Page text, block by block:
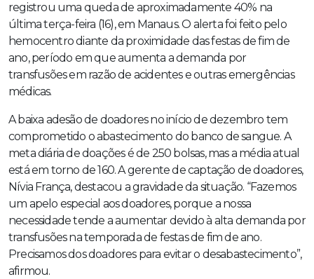
registrou uma queda de aproximadamente 40% na
última terça-feira (16), em Manaus. O alerta foi feito pelo
hemocentro diante da proximidade das festas de fim de
ano, período em que aumenta a demanda por
transfusões em razão de acidentes e outras emergências
médicas.
A baixa adesão de doadores no início de dezembro tem
comprometido o abastecimento do banco de sangue. A
meta diária de doações é de 250 bolsas, mas a média atual
está em torno de 160. A gerente de captação de doadores,
Nívia França, destacou a gravidade da situação. “Fazemos
um apelo especial aos doadores, porque a nossa
necessidade tende a aumentar devido à alta demanda por
transfusões na temporada de festas de fim de ano.
Precisamos dos doadores para evitar o desabastecimento”,
afirmou.